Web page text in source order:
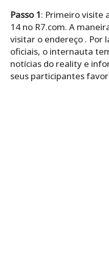
Passo 1: Primeiro visite
14 no R7.com. A
visitar o endereço . Por
oficiais, o internauta
notícias do reality e
seus participantes